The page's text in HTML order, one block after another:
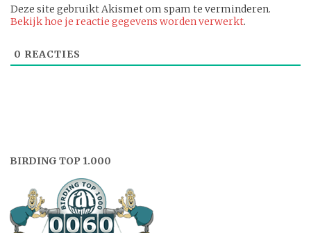
Deze site gebruikt Akismet om spam te verminderen.
Bekijk hoe je reactie gegevens worden verwerkt.
0 REACTIES
BIRDING TOP 1.000